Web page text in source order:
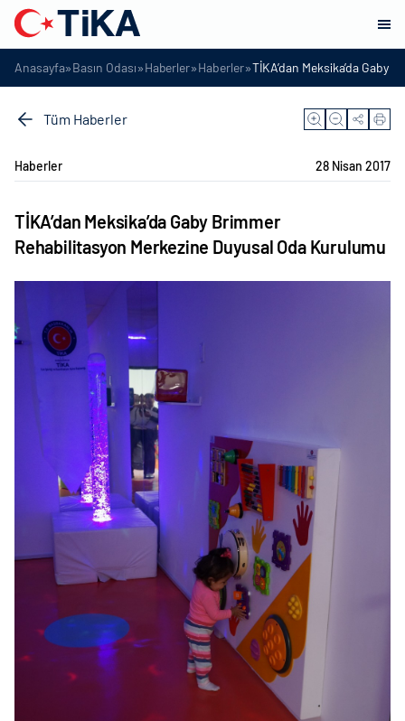
Anasayfa»Basın Odası»Haberler»Haberler»TİKA’dan Meksika’da
Tüm Haberler
Haberler 28 Nisan 2017
TİKA’dan Meksika’da Gaby Brimmer
Rehabilitasyon Merkezine Duyusal Oda Kurulumu